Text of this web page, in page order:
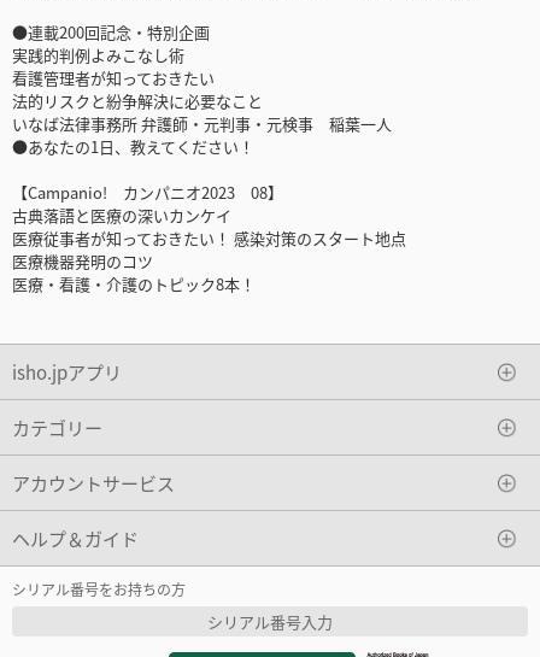
●連載200回記念・特別企画
実践的判例よみこなし術
看護管理者が知っておきたい
法的リスクと紛争解決に必要なこと
いなば法律事務所 弁護師・元判事・元検事 稲葉一人
●あなたの1日、教えてください！
【Campanio! カンパニオ2023 08】
古典落語と医療の深いカンケイ
医療従事者が知っておきたい！ 感染対策のスタート地点
医療機器発明のコツ
医療・看護・介護のトピック8本！
isho.jpアプリ
カテゴリー
アカウントサービス
ヘルプ＆ガイド
シリアル番号をお持ちの方
シリアル番号入力